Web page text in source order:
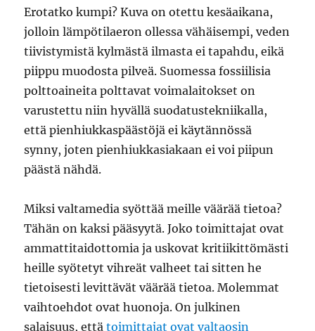
Erotatko kumpi? Kuva on otettu kesäaikana,
jolloin lämpötilaeron ollessa vähäisempi, veden
tiivistymistä kylmästä ilmasta ei tapahdu, eikä
piippu muodosta pilveä. Suomessa fossiilisia
polttoaineita polttavat voimalaitokset on
varustettu niin hyvällä suodatustekniikalla,
että pienhiukkaspäästöjä ei käytännössä
synny, joten pienhiukkasiakaan ei voi piipun
päästä nähdä.
Miksi valtamedia syöttää meille väärää tietoa?
Tähän on kaksi pääsyytä. Joko toimittajat ovat
ammattitaidottomia ja uskovat kritiikittömästi
heille syötetyt vihreät valheet tai sitten he
tietoisesti levittävät väärää tietoa. Molemmat
vaihtoehdot ovat huonoja. On julkinen
salaisuus, ettätoimittajat ovat valtaosin